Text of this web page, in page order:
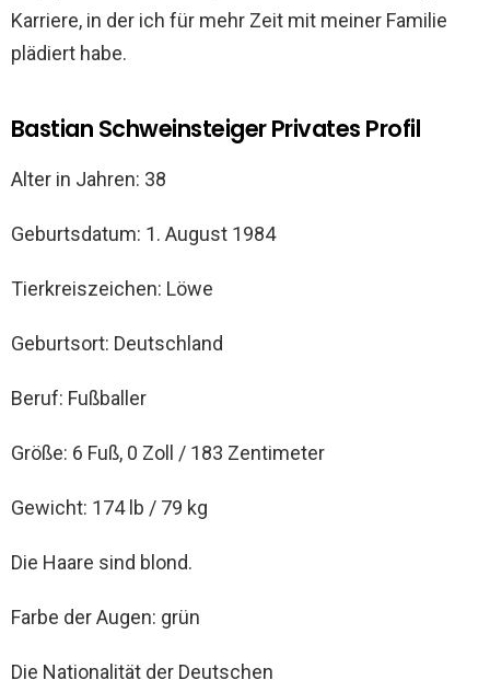
Karriere, in der ich für mehr Zeit mit meiner Familie
plädiert habe.
Bastian Schweinsteiger Privates Profil
Alter in Jahren: 38
Geburtsdatum: 1. August 1984
Tierkreiszeichen: Löwe
Geburtsort: Deutschland
Beruf: Fußballer
Größe: 6 Fuß, 0 Zoll / 183 Zentimeter
Gewicht: 174 lb / 79 kg
Die Haare sind blond.
Farbe der Augen: grün
Die Nationalität der Deutschen